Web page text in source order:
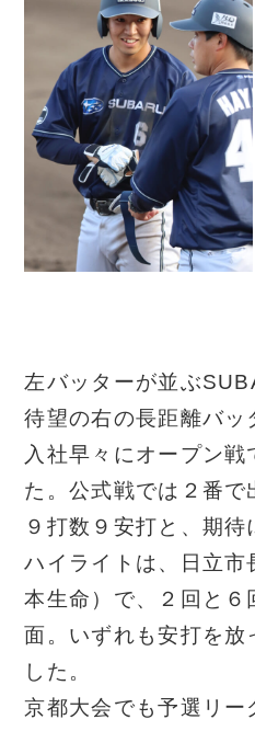
左バッターが並ぶ
待望の右の長距離バッ
入社早々にオープン戦
た。公式戦では２番で
９打数９安打と、期待
ハイライトは、日立市
本生命）で、２回と６
面。いずれも安打を放
した。
京都大会でも予選リー